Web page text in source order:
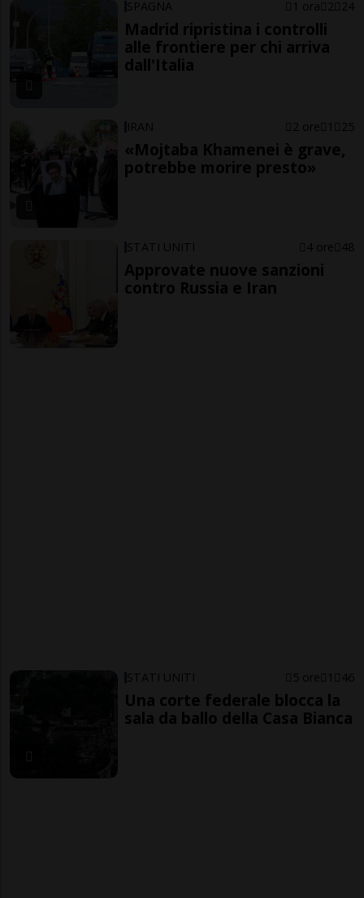
SPAGNA 1 ora 2 24
Madrid ripristina i controlli
alle frontiere per chi arriva
dall'Italia
IRAN 2 ore 1 25
«Mojtaba Khamenei è grave,
potrebbe morire presto»
STATI UNITI 4 ore 48
Approvate nuove sanzioni
contro Russia e Iran
STATI UNITI 5 ore 1 46
Una corte federale blocca la
sala da ballo della Casa Bianca